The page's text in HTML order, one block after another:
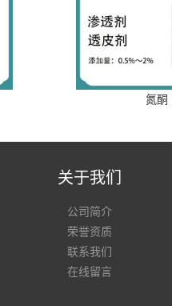
氮酮
关于我们
公司简介
荣誉资质
联系我们
在线留言